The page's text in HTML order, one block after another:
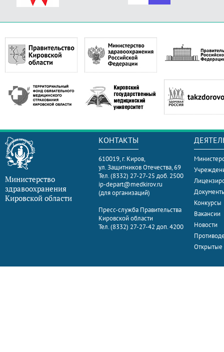
Министерство
здравоохранения
Кировской области
КОНТАКТЫ
610019, г. Киров,
ул. Защитников Отечества, 69
Тел. (8332) 27-27-25 доб. 2500
ip-depart@medkirov.ru
(для организаций)
Пресс-служба Правительства
Кировской области
Тел. (8332) 27-27-42 доп. 4200
Конкурсы
Вакансии
Новости